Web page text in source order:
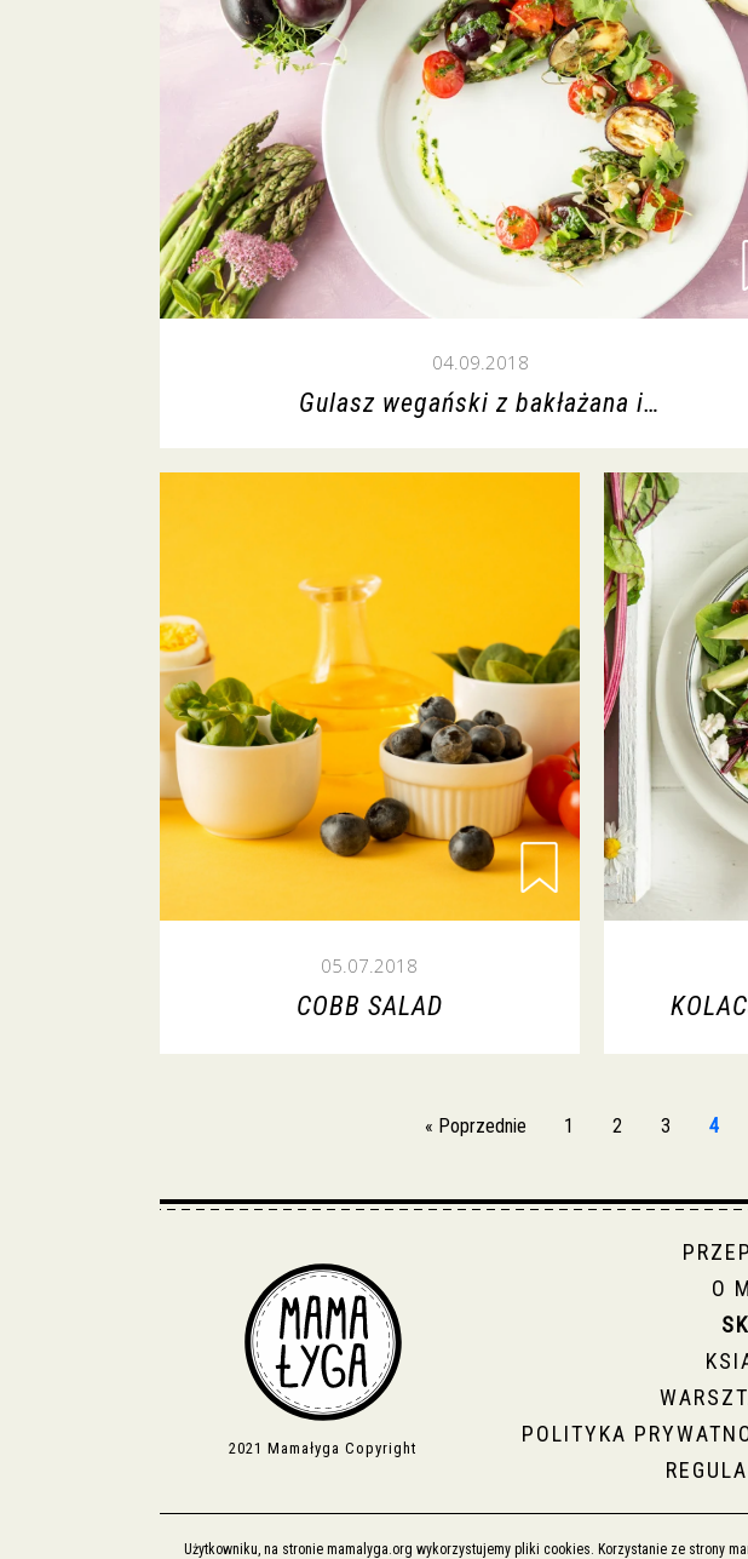
04.09.2018
Gulasz wegański z bakłażana i…
05.07.2018
COBB SALAD
« Poprzednie 1 2 3 4
2021 Mamałyga Copyright
O
POLITYKA
Użytkowniku, na stronie mamalyga.org wykorzystujemy pliki cookies. Korzystanie ze strony